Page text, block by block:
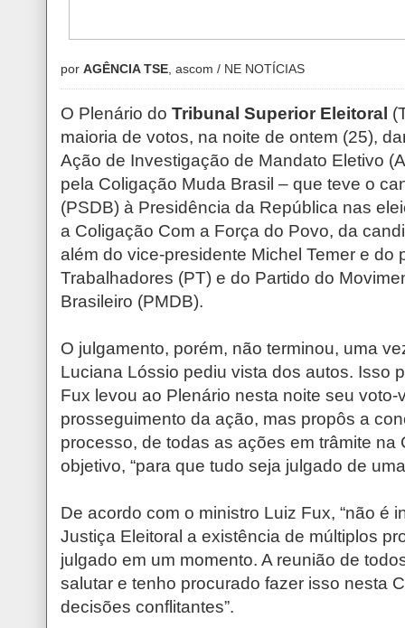
por AGÊNCIA TSE , ascom / NE NOTÍCIAS
O Plenário do Tribunal Superior Eleitoral
maioria de votos, na noite de ontem (25),
Ação de Investigação de Mandato Eletivo
pela Coligação Muda Brasil – que teve o
(PSDB) à Presidência da República nas
a Coligação Com a Força do Povo, da
além do vice-presidente Michel Temer e do
Trabalhadores (PT) e do Partido do
Brasileiro (PMDB).
O julgamento, porém, não terminou, uma
Luciana Lóssio pediu vista dos autos. Isso
Fux levou ao Plenário nesta noite seu voto-
prosseguimento da ação, mas propôs a
processo, de todas as ações em trâmite na
objetivo, “para que tudo seja julgado de
De acordo com o ministro Luiz Fux, “não é
Justiça Eleitoral a existência de múltiplos
julgado em um momento. A reunião de
salutar e tenho procurado fazer isso nesta
decisões conflitantes”.